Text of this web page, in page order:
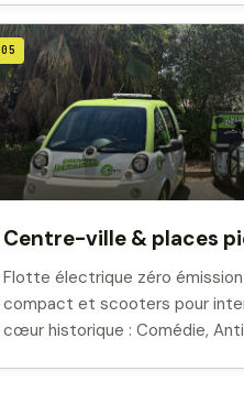
05
Centre-ville & places
Flotte électrique zéro émission
compact et scooters pour
cœur historique : Comédie,